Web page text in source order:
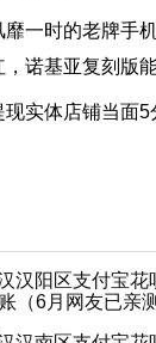
一时的老牌手
诺基亚复刻版
实体店铺当面5
汉阳区支付宝花
（6月网友已亲测